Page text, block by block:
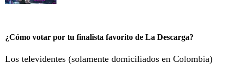
¿Cómo votar por tu finalista favorito de La Descarga?
Los televidentes (solamente domiciliados en Colombia)